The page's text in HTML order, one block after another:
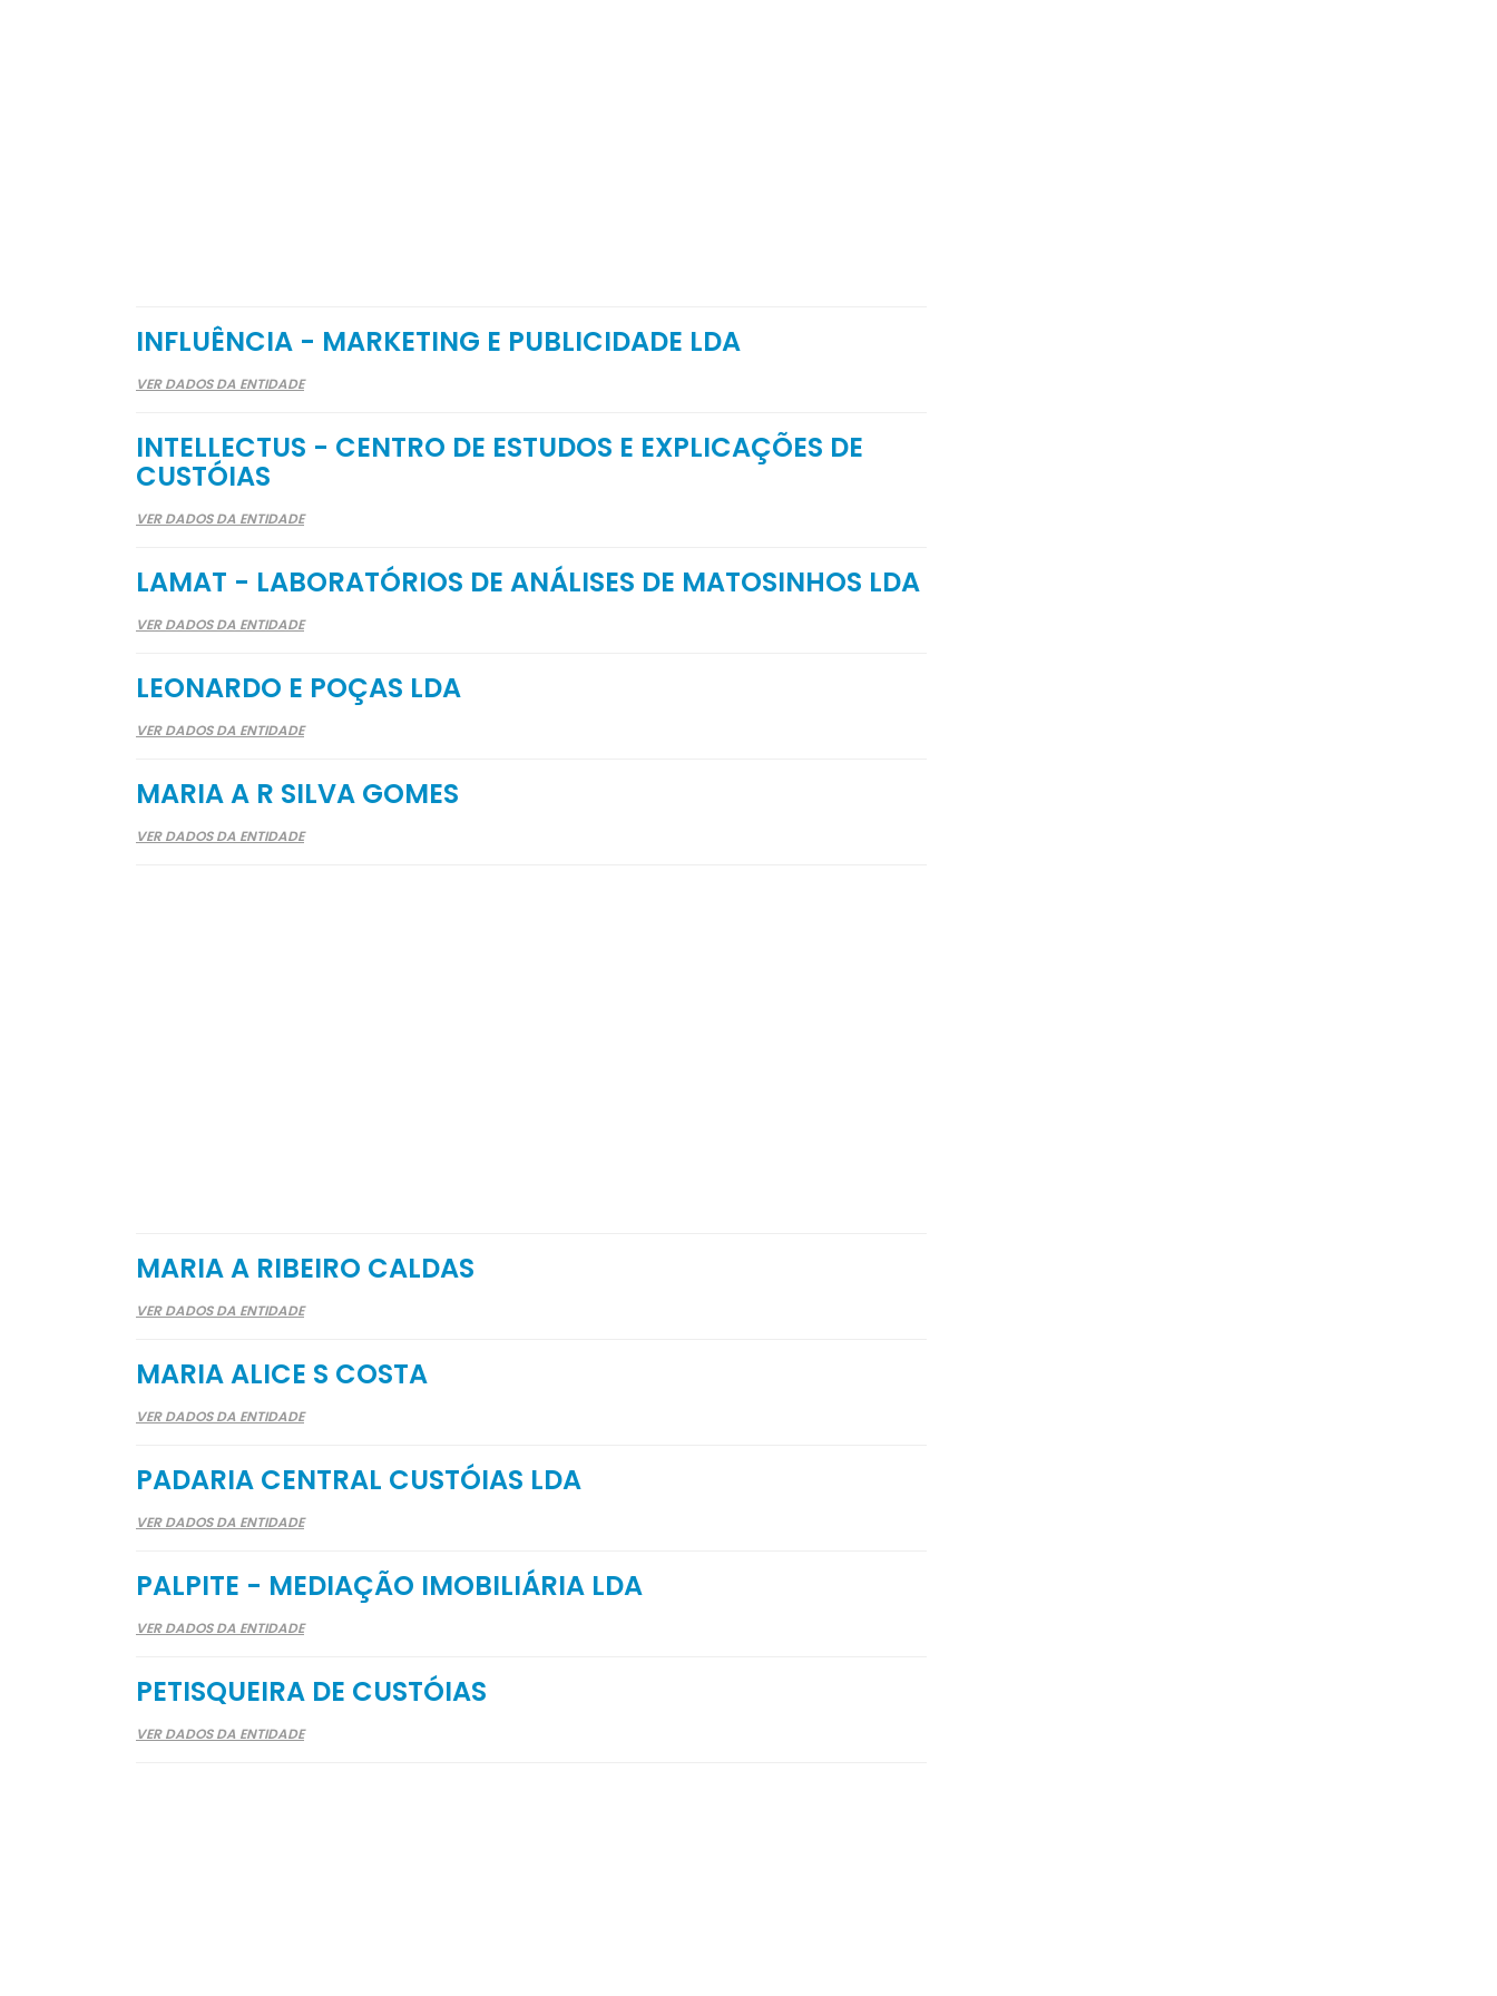
INFLUÊNCIA - MARKETING E PUBLICIDADE LDA
VER DADOS DA ENTIDADE
INTELLECTUS - CENTRO DE ESTUDOS E EXPLICAÇÕES DE
CUSTÓIAS
VER DADOS DA ENTIDADE
LAMAT - LABORATÓRIOS DE ANÁLISES DE MATOSINHOS LDA
VER DADOS DA ENTIDADE
LEONARDO E POÇAS LDA
VER DADOS DA ENTIDADE
MARIA A R SILVA GOMES
VER DADOS DA ENTIDADE
MARIA A RIBEIRO CALDAS
VER DADOS DA ENTIDADE
MARIA ALICE S COSTA
VER DADOS DA ENTIDADE
PADARIA CENTRAL CUSTÓIAS LDA
VER DADOS DA ENTIDADE
PALPITE - MEDIAÇÃO IMOBILIÁRIA LDA
VER DADOS DA ENTIDADE
PETISQUEIRA DE CUSTÓIAS
VER DADOS DA ENTIDADE